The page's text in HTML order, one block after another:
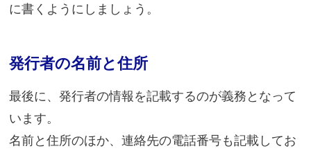
に書くようにしましょう。
発行者の名前と住所
最後に、発行者の情報を記載するのが義務となって
います。
名前と住所のほか、連絡先の電話番号も記載してお